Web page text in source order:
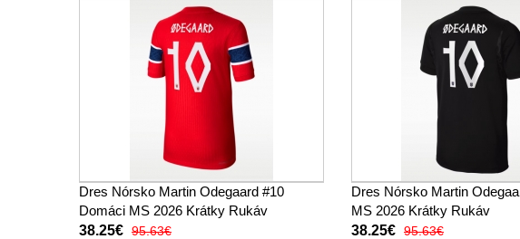
Dres Nórsko Martin Odegaard #10
Domáci MS 2026 Krátky Rukáv
38.25€ 95.63€
Dres Nórsko Martin
MS 2026 Krátky Rukáv
38.25€ 95.63€